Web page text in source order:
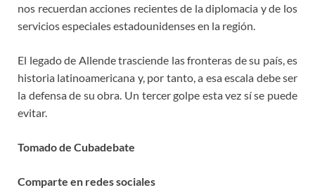
nos recuerdan acciones recientes de la diplomacia y de los
servicios especiales estadounidenses en la región.
El legado de Allende trasciende las fronteras de su país, es
historia latinoamericana y, por tanto, a esa escala debe ser
la defensa de su obra. Un tercer golpe esta vez sí se puede
evitar.
Tomado de Cubadebate
Comparte en redes sociales